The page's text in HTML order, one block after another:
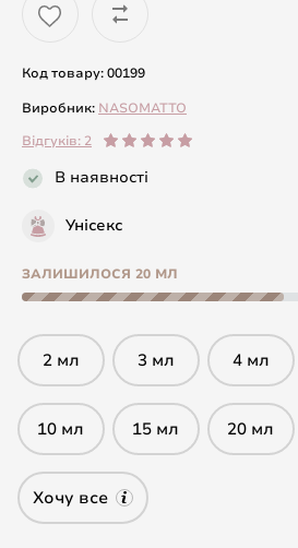
Код товару: 00199
Виробник: NASOMATTO
Відгуків: 2
В наявності
Унісекс
ЗАЛИШИЛОСЯ 20 МЛ
2 мл 3 мл 4 мл
10 мл 15 мл 20 мл
Хочу все